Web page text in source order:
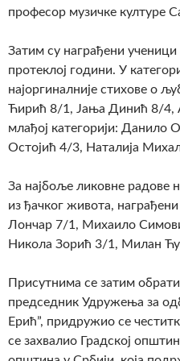
професор музичке културе
Затим су награђени ученици
протеклој години. У
најоргиналније стихове о
Ћирић 8/1, Јања Динић 8/4,
млађој категорији: Данило
Остојић 4/3, Наталија
За најбоље ликовне радове
из ђачког живота,
Лончар 7/1, Михаило
Никола Зорић 3/1, Милан
Присутнима се затим
председник Удружења за
Ерић”, придружио се
се захвалио Градској